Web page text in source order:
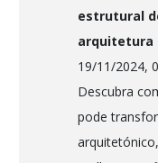
estrutural
arquitetura
19/11/2024,
Descubra
pode